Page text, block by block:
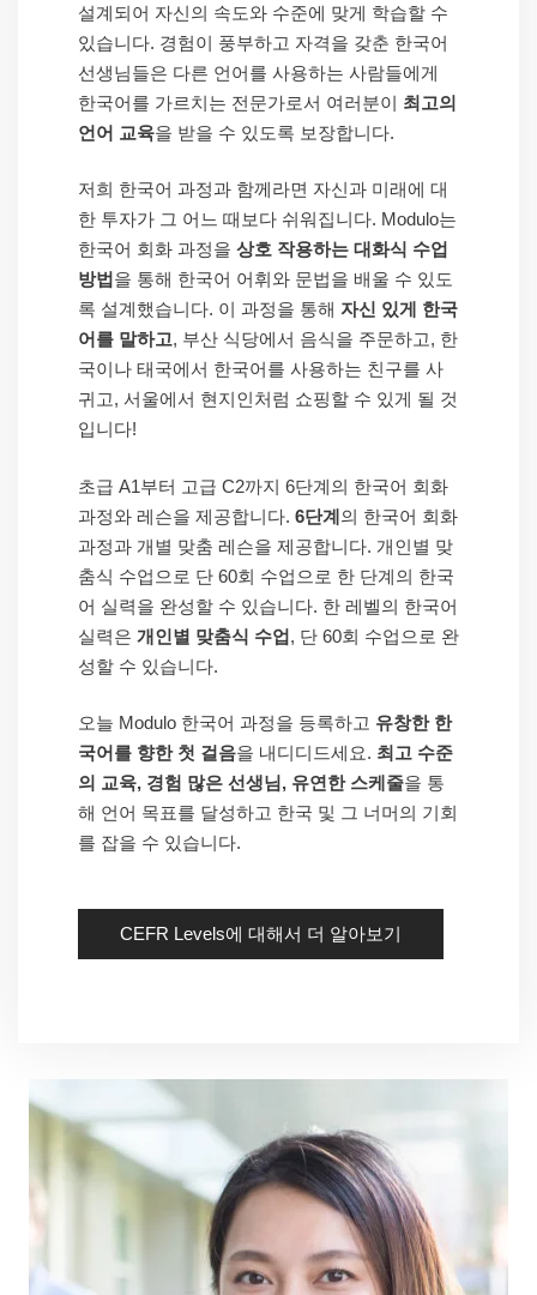
설계되어 자신의 속도와 수준에 맞게 학습할 수
있습니다. 경험이 풍부하고 자격을 갖춘 한국어
선생님들은 다른 언어를 사용하는 사람들에게
한국어를 가르치는 전문가로서 여러분이 최고의
언어 교육을 받을 수 있도록 보장합니다.
저희 한국어 과정과 함께라면 자신과 미래에 대
한 투자가 그 어느 때보다 쉬워집니다. Modulo는
한국어 회화 과정을 상호 작용하는 대화식 수업
방법을 통해 한국어 어휘와 문법을 배울 수 있도
록 설계했습니다. 이 과정을 통해 자신 있게 한국
어를 말하고, 부산 식당에서 음식을 주문하고, 한
국이나 태국에서 한국어를 사용하는 친구를 사
귀고, 서울에서 현지인처럼 쇼핑할 수 있게 될 것
입니다!
초급 A1부터 고급 C2까지 6단계의 한국어 회화
과정와 레슨을 제공합니다. 6단계의 한국어 회화
과정과 개별 맞춤 레슨을 제공합니다. 개인별 맞
춤식 수업으로 단 60회 수업으로 한 단계의 한국
어 실력을 완성할 수 있습니다. 한 레벨의 한국어
실력은 개인별 맞춤식 수업, 단 60회 수업으로 완
성할 수 있습니다.
오늘 Modulo 한국어 과정을 등록하고 유창한 한
국어를 향한 첫 걸음을 내디디드세요. 최고 수준
의 교육, 경험 많은 선생님, 유연한 스케줄을 통
해 언어 목표를 달성하고 한국 및 그 너머의 기회
를 잡을 수 있습니다.
CEFR Levels에 대해서 더 알아보기